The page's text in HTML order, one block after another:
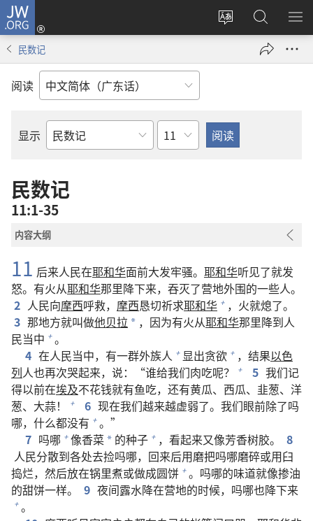
JW.ORG
更
登
录
（打
搜
索
JW.ORG
显
民数记
阅读
显示
圣
经
卷
章
民数记
11:1-35
内容大纲
11 后来人民在耶和华面前大发牢骚。 耶和华听见了就发
怒。有火从耶和华那里降下来，吞灭了营地外围的一些人。
2 人民向摩西呼救， 摩西恳切祈求耶和华 + ，火就熄了。
3 那地方就叫做他贝拉 * ，因为有火从耶和华那里降到人
民当中 + 。
4 在人民当中，有一群外族人 + 显出贪欲 + ，结果以色
列人也再次哭起来，说：“谁给我们肉吃呢？ + 5 我们记
得以前在埃及不花钱就有鱼吃，还有黄瓜、西瓜、韭葱、洋
葱、大蒜！
+ 6 现在我们越来越虚弱了。我们眼前除了吗
哪，什么都没有 + 。”
7 吗哪 + 像香菜 * 的种子 + ，看起来又像芳香树胶。
8
人民分散到各处去捡吗哪，回来后用磨把吗哪磨碎或用臼
捣烂，然后放在锅里煮或做成圆饼 + 。吗哪的味道就像掺油
的甜饼一样。
9 夜间露水降在营地的时候，吗哪也降下来
+ 。